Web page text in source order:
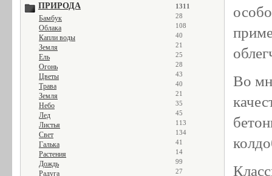
ПРИРОДА 1311
Бамбук 28
Облака 108
Капли воды 40
Земля 21
Ель 25
Огонь 28
Цветы 43
Трава 40
Земля 21
Небо 35
Лед 45
Листья 113
Свет 134
Галька 41
Растения 14
Дождь 99
Радуга 27
Во